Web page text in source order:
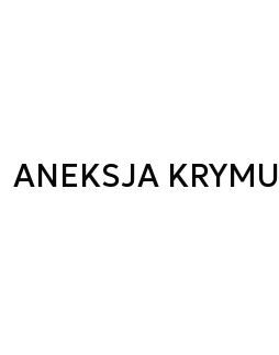
ANEKSJA KRYMU